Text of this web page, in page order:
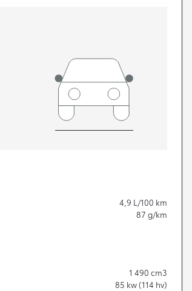
4,9 L/100 km
87 g/km
1 490 cm3
85 kw (114 hv)